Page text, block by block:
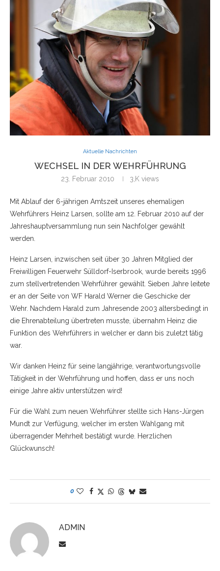
Aktuelle Nachrichten
WECHSEL IN DER WEHRFÜHRUNG
23. Februar 2010 3,K views
Mit Ablauf der 6-jährigen Amtszeit unseres ehemaligen
Wehrführers Heinz Larsen, sollte am 12. Februar 2010 auf der
Jahreshauptversammlung nun sein Nachfolger gewählt
werden.
Heinz Larsen, inzwischen seit über 30 Jahren Mitglied der
Freiwilligen Feuerwehr Sülldorf-Iserbrook, wurde bereits 1996
zum stellvertretenden Wehrführer gewählt. Sieben Jahre leitete
er an der Seite von WF Harald Werner die Geschicke der
Wehr. Nachdem Harald zum Jahresende 2003 altersbedingt in
die Ehrenabteilung übertreten musste, übernahm Heinz die
Funktion des Wehrführers in welcher er dann bis zuletzt tätig
war.
Wir danken Heinz für seine langjährige, verantwortungsvolle
Tätigkeit in der Wehrführung und hoffen, dass er uns noch
einige Jahre aktiv unterstützen wird!
Für die Wahl zum neuen Wehrführer stellte sich Hans-Jürgen
Mundt zur Verfügung, welcher im ersten Wahlgang mit
überragender Mehrheit bestätigt wurde. Herzlichen
Glückwunsch!
0
ADMIN